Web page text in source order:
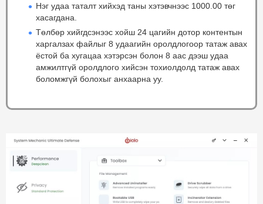
Нэг удаа таталт хийхэд таны хэтэвчнээс 1000.00 төг
хасагдана.
Төлбөр хийгдсэнээс хойш 24 цагийн дотор контентын
харгалзах файлыг 8 удаагийн оролдлогоор татаж авах
ёстой ба хугацаа хэтэрсэн болон 8 аас дээш удаа
амжилтгүй оролдлого хийсэн тохиолдолд татаж авах
боломжгүй болохыг анхаарна уу.